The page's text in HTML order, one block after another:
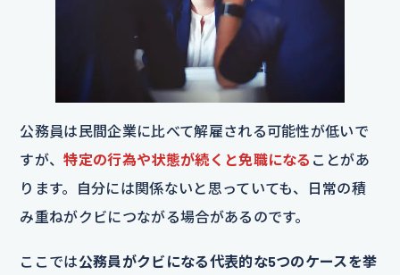
公務員は民間企業に比べて解雇される可能性が低いで
すが、特定の行為や状態が続くと免職になる ことがあ
ります。自分には関係ないと思っていても、日常の積
み重ねがクビにつながる場合があるのです。
ここでは公務員がクビになる代表的な5つのケースを挙